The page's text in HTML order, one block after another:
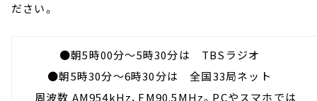
ださい。
●朝5時00分～5時30分は TBSラジオ
●朝5時30分～6時30分は 全国33局ネット
周波数 AM954kHz、FM90.5MHz。PCやスマホでは